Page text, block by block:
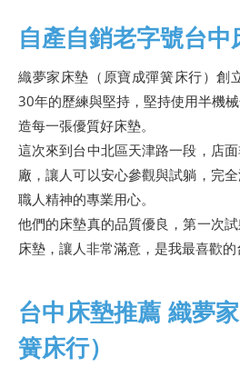
自產自銷老字號台中
織夢家床墊（原寶成彈簧床行）創
30年的歷練與堅持，堅持使用半機
造每一張優質好床墊。
這次來到台中北區天津路一段，店
廠，讓人可以安心參觀與試躺，完
職人精神的專業用心。
他們的床墊真的品質優良，第一次
床墊，讓人非常滿意，是我最喜歡的
台中床墊推薦 織夢
簧床行）